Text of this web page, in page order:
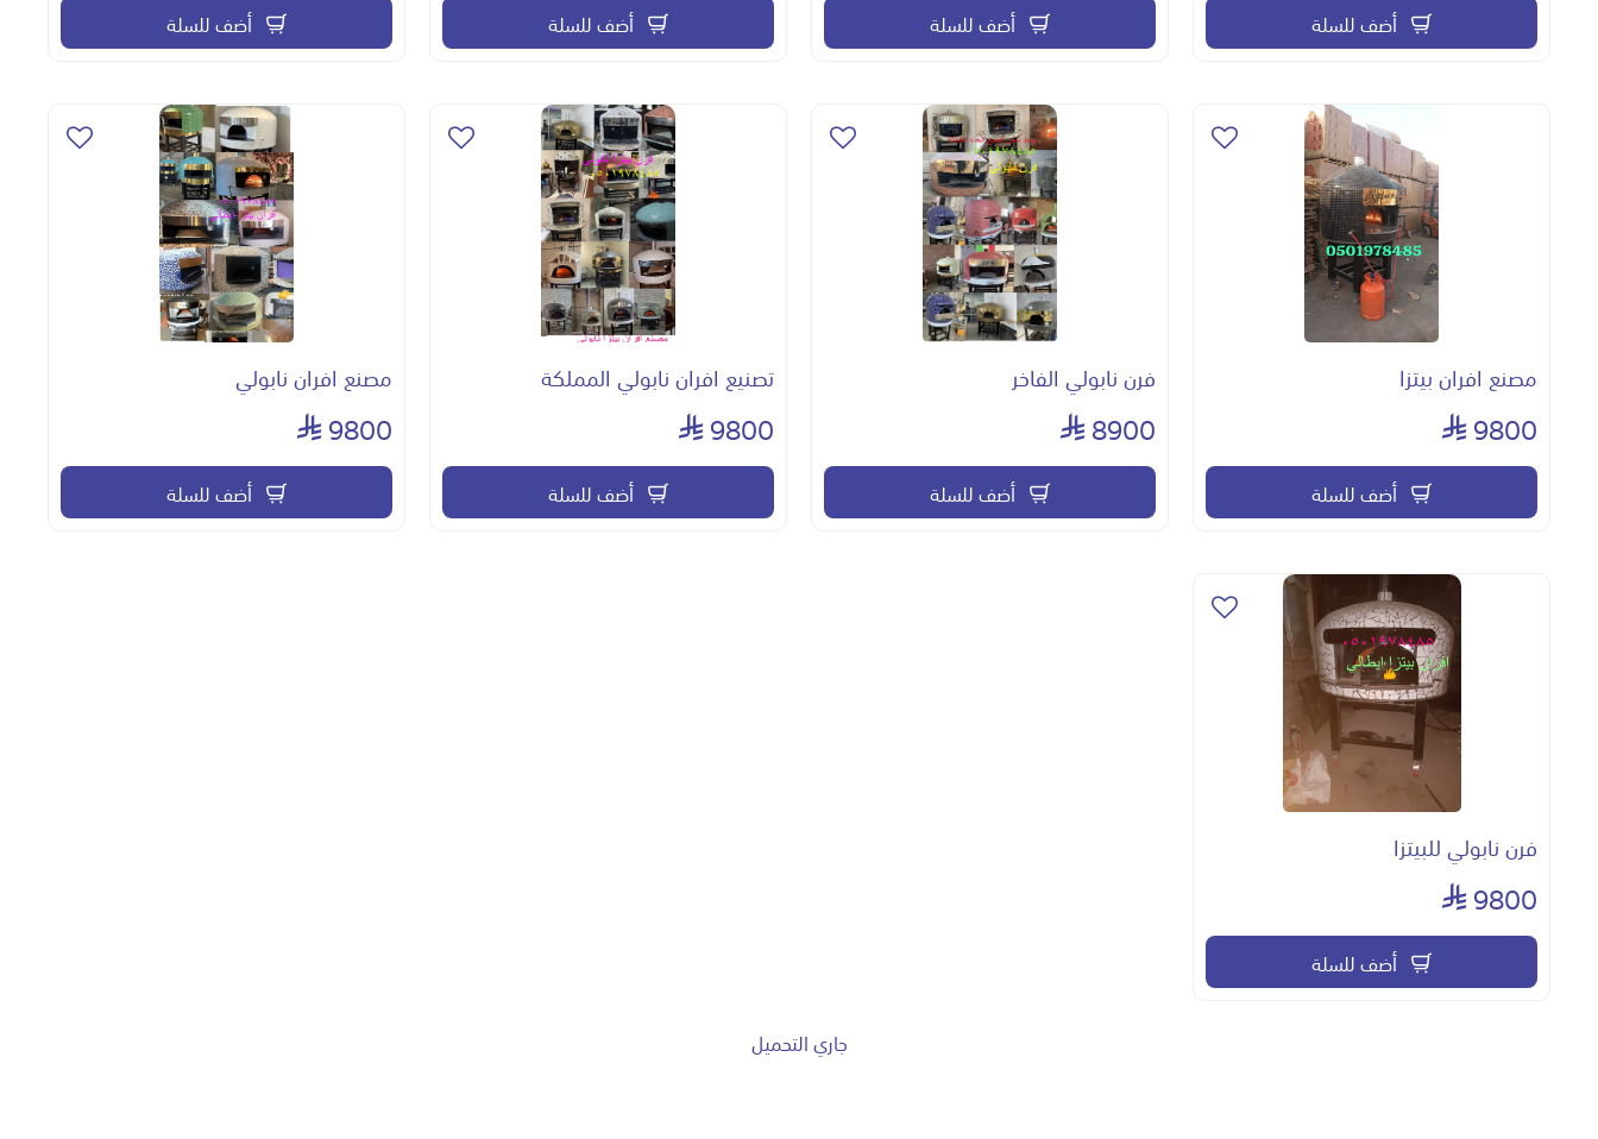
أضف للسلة أضف للسلة أضف للسلة أضف للسلة
مصنع افران بيتزا
9800
أضف للسلة
فرن نابولي الفاخر
8900
أضف للسلة
تصنيع افران نابولي المملكة
9800
أضف للسلة
مصنع افران نابولي
9800
أضف للسلة
فرن نابولي للبيتزا
9800
أضف للسلة
جاري التحميل